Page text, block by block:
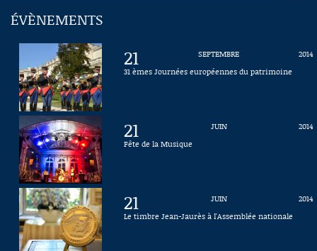
EN DIRECT
À LA DEMANDE
RECHERCHE
AIDE À LA DÉCOUPE
DE VIDÉOS
Questions au Gouvernement
Commissions
Évènements
Connaissance, Histoire
ÉVÈNEMENTS
21 SEPTEMBRE
2014
31 èmes Journées européennes du patrimoine
21 JUIN
2014
Fête de la Musique
21 JUIN
2014
Le timbre Jean-Jaurès à l'Assemblée nationale